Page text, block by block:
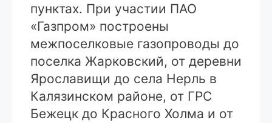
пунктах. При участии ПАО
«Газпром» построены
межпоселковые газопроводы до
поселка Жарковский, от деревни
Ярославищи до села Нерль в
Калязинском районе, от ГРС
Бежецк до Красного Холма и от